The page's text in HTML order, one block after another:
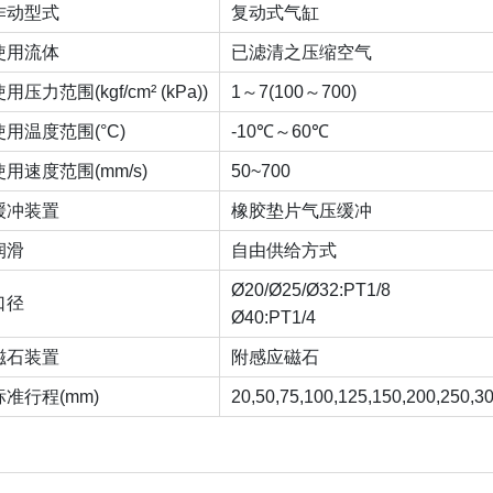
动型式 复动式气缸
用流体 已滤清之压缩空气
用压力范围(kgf/cm² (kPa)) 1～7(100～700)
用温度范围(°C) -10℃～60℃
用速度范围(mm/s) 50~700
冲装置 橡胶垫片气压缓冲
滑 自由供给方式
径
Ø20/Ø25/Ø32:PT1/8
Ø40:PT1/4
石装置 附感应磁石
准行程(mm)